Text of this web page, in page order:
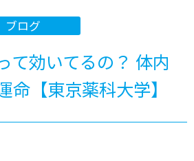
ブログ
て効いてるの？ 体内
命【東京薬科大学】